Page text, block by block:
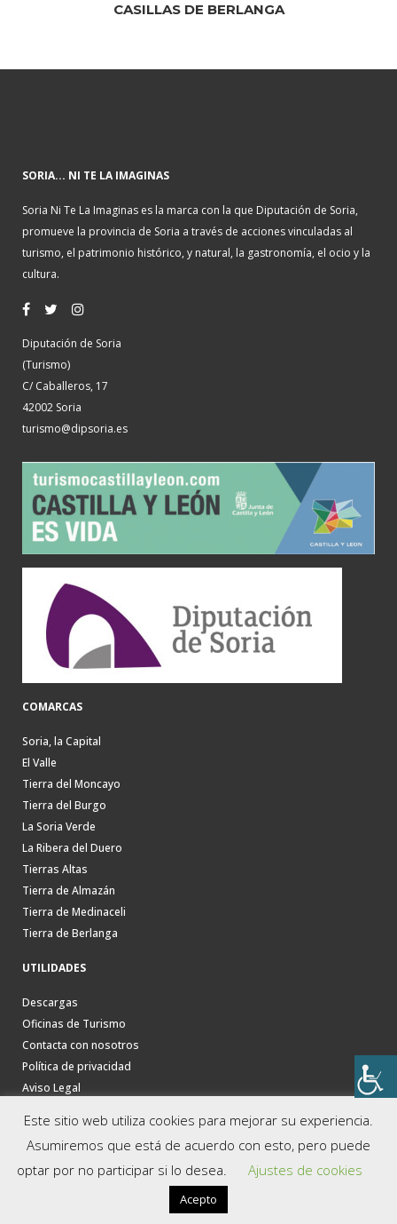
CASILLAS DE BERLANGA
SORIA... NI TE LA IMAGINAS
Soria Ni Te La Imaginas es la marca con la que Diputación de Soria,
promueve la provincia de Soria a través de acciones vinculadas al
turismo, el patrimonio histórico, y natural, la gastronomía, el ocio y la
cultura.
Diputación de Soria
(Turismo)
C/ Caballeros, 17
42002 Soria
turismo@dipsoria.es
COMARCAS
Soria, la Capital
El Valle
Tierra del Moncayo
Tierra del Burgo
La Soria Verde
La Ribera del Duero
Tierras Altas
Tierra de Almazán
Tierra de Medinaceli
Tierra de Berlanga
UTILIDADES
Descargas
Oficinas de Turismo
Contacta con nosotros
Política de privacidad
Aviso Legal
Este sitio web utiliza cookies para mejorar su experiencia.
Asumiremos que está de acuerdo con esto, pero puede
optar por no participar si lo desea.
Ajustes de cookies
Acepto